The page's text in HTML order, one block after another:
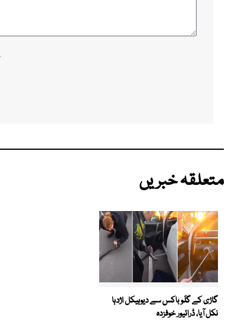
متعلقہ خبریں
گاڑی کے گلَو باکس سے دیوہیکل اژدہا
نکل آیا، ڈرائیور خوفزدہ